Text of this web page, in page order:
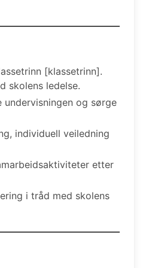
[klassetrinn].
skolens ledelse.
og sørge
individuell veiledning
etter
i tråd med skolens